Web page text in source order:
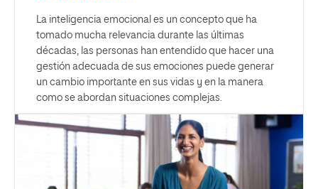
La inteligencia emocional es un concepto que ha
tomado mucha relevancia durante las últimas
décadas, las personas han entendido que hacer una
gestión adecuada de sus emociones puede generar
un cambio importante en sus vidas y en la manera
como se abordan situaciones complejas.